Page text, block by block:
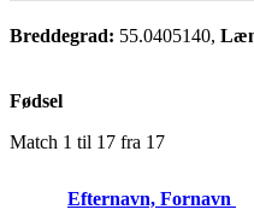
Breddegrad: 55.0405140,
Fødsel
Match 1 til 17 fra 17
Efternavn, Fornavn